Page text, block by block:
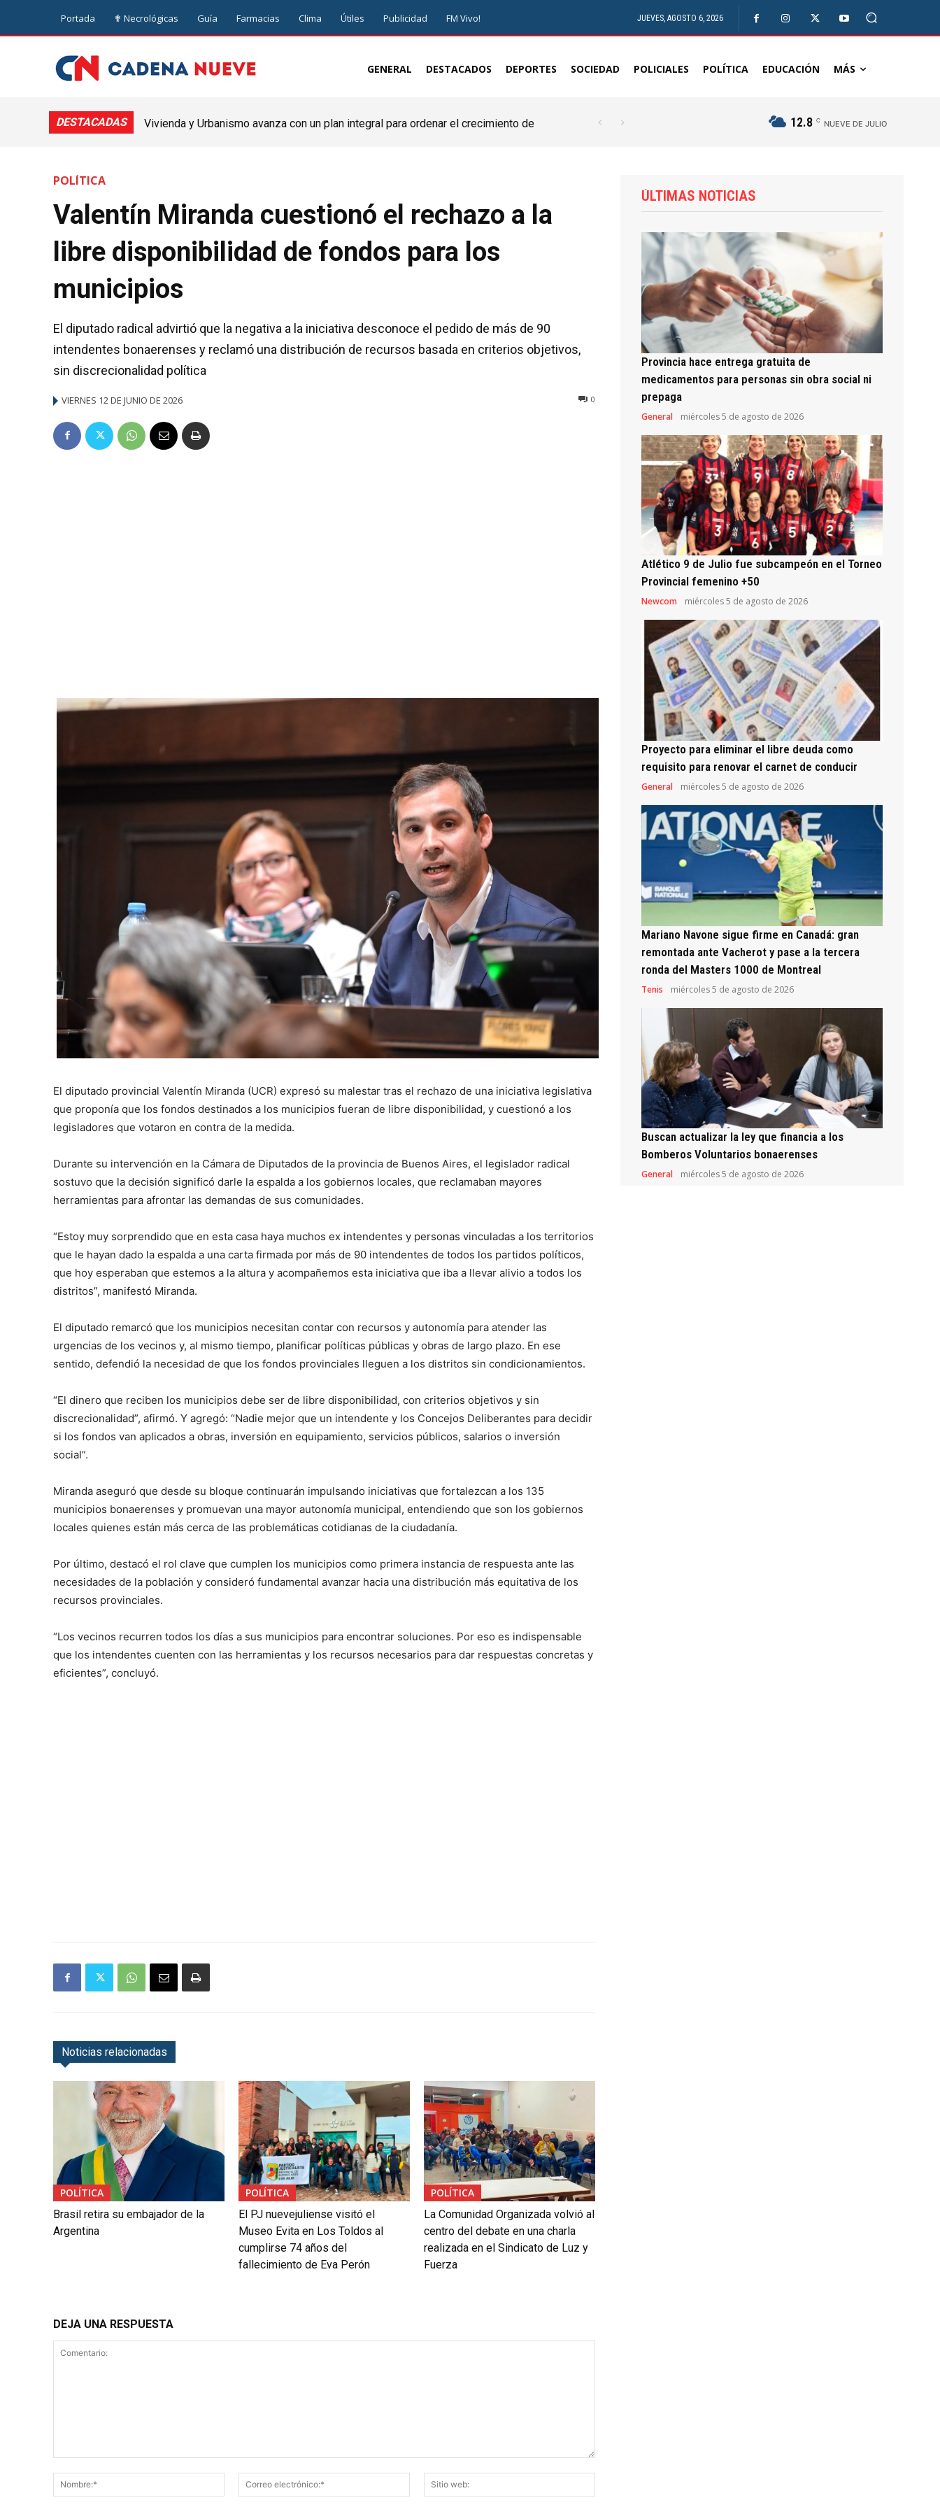
Portada ✟ Necrológicas Guía Farmacias Clima Útiles Publicidad FM Vivo! JUEVES, AGOSTO 6, 2026
GENERAL DESTACADOS DEPORTES SOCIEDAD POLICIALES POLÍTICA EDUCACIÓN MÁS
DESTACADAS
Vivienda y Urbanismo avanza con un plan integral para ordenar el crecimiento de
12.8 C NUEVE DE JULIO
POLÍTICA
Valentín Miranda cuestionó el rechazo a la
libre disponibilidad de fondos para los
municipios
El diputado radical advirtió que la negativa a la iniciativa desconoce el pedido de más de 90
intendentes bonaerenses y reclamó una distribución de recursos basada en criterios objetivos,
sin discrecionalidad política
VIERNES 12 DE JUNIO DE 2026 0
El diputado provincial Valentín Miranda (UCR) expresó su malestar tras el rechazo de una iniciativa legislativa
que proponía que los fondos destinados a los municipios fueran de libre disponibilidad, y cuestionó a los
legisladores que votaron en contra de la medida.
Durante su intervención en la Cámara de Diputados de la provincia de Buenos Aires, el legislador radical
sostuvo que la decisión significó darle la espalda a los gobiernos locales, que reclamaban mayores
herramientas para afrontar las demandas de sus comunidades.
“Estoy muy sorprendido que en esta casa haya muchos ex intendentes y personas vinculadas a los territorios
que le hayan dado la espalda a una carta firmada por más de 90 intendentes de todos los partidos políticos,
que hoy esperaban que estemos a la altura y acompañemos esta iniciativa que iba a llevar alivio a todos los
distritos”, manifestó Miranda.
El diputado remarcó que los municipios necesitan contar con recursos y autonomía para atender las
urgencias de los vecinos y, al mismo tiempo, planificar políticas públicas y obras de largo plazo. En ese
sentido, defendió la necesidad de que los fondos provinciales lleguen a los distritos sin condicionamientos.
“El dinero que reciben los municipios debe ser de libre disponibilidad, con criterios objetivos y sin
discrecionalidad”, afirmó. Y agregó: “Nadie mejor que un intendente y los Concejos Deliberantes para decidir
si los fondos van aplicados a obras, inversión en equipamiento, servicios públicos, salarios o inversión
social”.
Miranda aseguró que desde su bloque continuarán impulsando iniciativas que fortalezcan a los 135
municipios bonaerenses y promuevan una mayor autonomía municipal, entendiendo que son los gobiernos
locales quienes están más cerca de las problemáticas cotidianas de la ciudadanía.
Por último, destacó el rol clave que cumplen los municipios como primera instancia de respuesta ante las
necesidades de la población y consideró fundamental avanzar hacia una distribución más equitativa de los
recursos provinciales.
“Los vecinos recurren todos los días a sus municipios para encontrar soluciones. Por eso es indispensable
que los intendentes cuenten con las herramientas y los recursos necesarios para dar respuestas concretas y
eficientes”, concluyó.
Noticias relacionadas
POLÍTICA
Brasil retira su embajador de la
Argentina
POLÍTICA
El PJ nuevejuliense visitó el
Museo Evita en Los Toldos al
cumplirse 74 años del
fallecimiento de Eva Perón
POLÍTICA
La Comunidad Organizada volvió al
centro del debate en una charla
realizada en el Sindicato de Luz y
Fuerza
DEJA UNA RESPUESTA
Nombre:*
Correo
electrónico:*
web:
ÚLTIMAS NOTICIAS
Provincia hace entrega gratuita de
medicamentos para personas sin obra social ni
prepaga
General miércoles 5 de agosto de 2026
Atlético 9 de Julio fue subcampeón en el Torneo
Provincial femenino +50
Newcom miércoles 5 de agosto de 2026
Proyecto para eliminar el libre deuda como
requisito para renovar el carnet de conducir
General miércoles 5 de agosto de 2026
Mariano Navone sigue firme en Canadá: gran
remontada ante Vacherot y pase a la tercera
ronda del Masters 1000 de Montreal
Tenis miércoles 5 de agosto de 2026
Buscan actualizar la ley que financia a los
Bomberos Voluntarios bonaerenses
General miércoles 5 de agosto de 2026